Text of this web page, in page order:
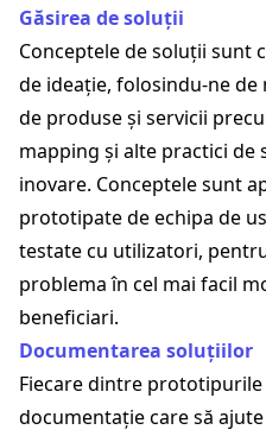
Găsirea de soluții
Conceptele de soluții sunt
de ideație, folosindu-ne
de produse și servicii
mapping și alte practici de
inovare. Conceptele sunt
prototipate de echipa de
testate cu utilizatori,
problema în cel mai facil
beneficiari.
Documentarea soluțiilor
Fiecare dintre
documentație care să